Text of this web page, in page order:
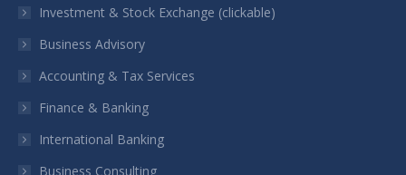
new
window
new
window
new
window
new
window
Investment & Stock Exchange (clickable)
Business Advisory
Accounting & Tax Services
Finance & Banking
International Banking
Business Consulting